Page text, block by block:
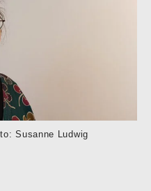
Susanne Ludwig